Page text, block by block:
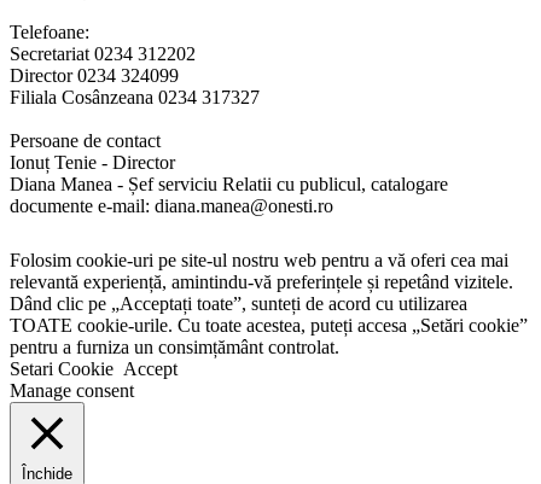
Telefoane:
Secretariat 0234 312202
Director 0234 324099
Filiala Cosânzeana 0234 317327
Persoane de contact
Ionuț Tenie - Director
Diana Manea - Șef serviciu Relatii cu publicul, catalogare
documente e-mail: diana.manea@onesti.ro
Folosim cookie-uri pe site-ul nostru web pentru a vă oferi cea mai
relevantă experiență, amintindu-vă preferințele și repetând vizitele.
Dând clic pe „Acceptați toate”, sunteți de acord cu utilizarea
TOATE cookie-urile. Cu toate acestea, puteți accesa „Setări cookie”
pentru a furniza un consimțământ controlat.
Setari Cookie Accept
Manage consent
Închide